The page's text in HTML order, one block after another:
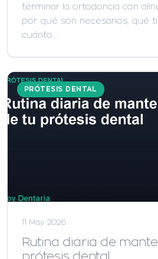
terminar la ortodoncia con
por qué son necesarios, qué
cuánto…
PRÓTESIS DENTAL
11 May 2026
Rutina diaria de
prótesis dental